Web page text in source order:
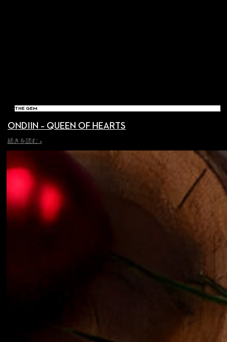
THE GEM
ONDIIN – QUEEN OF HEARTS
続きを読む »